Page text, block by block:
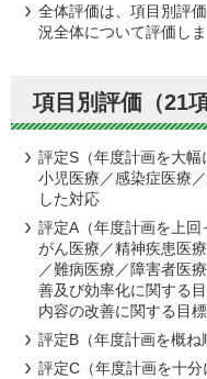
全体評価は、項目別評
況全体について評価しま
項目別評価（21項
評定S（年度計画を大
小児医療／感染症医療
した対応
評定A（年度計画を上
がん医療／精神疾患医
／難病医療／障害者医
善及び効率化に関する
内容の改善に関する目
評定B（年度計画を概
評定C（年度計画を十